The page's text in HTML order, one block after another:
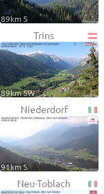
89km S
Trins
89km SW
Niederdorf
91km S
Neu-Toblach